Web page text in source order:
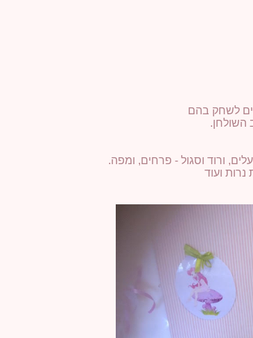
לשחק בהם
השולחן.
ורוד וסגול - פרחים, ומפה.
ועוד